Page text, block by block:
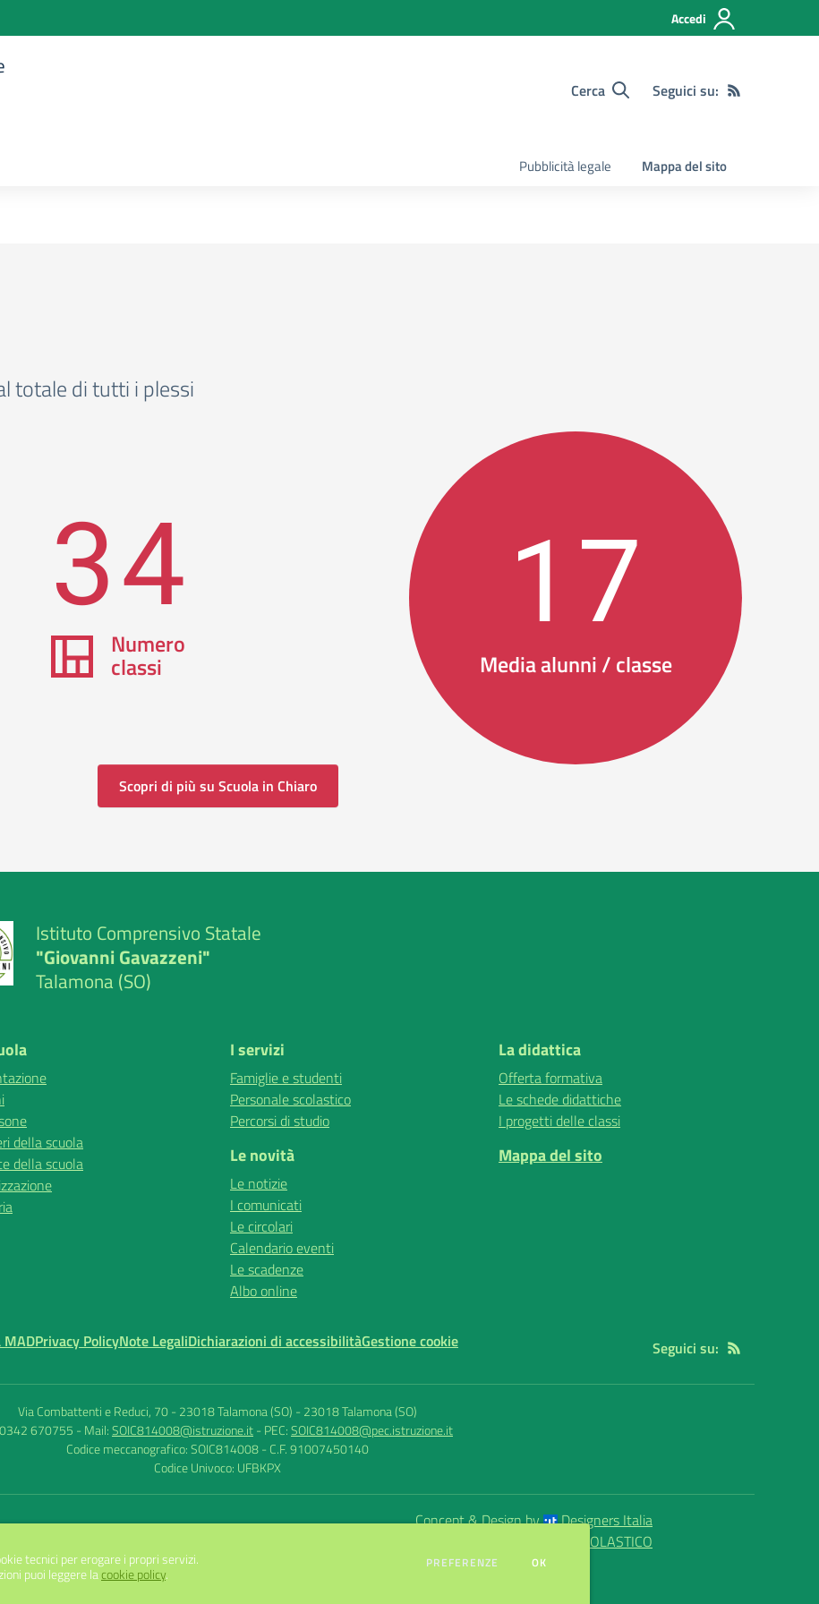
Accedi
Cerca Seguici su:
Pubblicità legale Mappa del sito
totale di tutti i plessi
34
Numero
classi
17
Media alunni / classe
Scopri di più su Scuola in Chiaro
Istituto Comprensivo Statale
"Giovanni Gavazzeni"
Talamona (SO)
della scuola
della scuola
I servizi
Famiglie e studenti
Personale scolastico
Percorsi di studio
Le novità
Le notizie
I comunicati
Le circolari
Calendario eventi
Le scadenze
Albo online
La didattica
Offerta formativa
Le schede didattiche
I progetti delle classi
Mappa del sito
MADPrivacy PolicyNote LegaliDichiarazioni di accessibilitàGestione cookie Seguici su:
Via Combattenti e Reduci, 70 - 23018 Talamona (SO) - 23018 Talamona (SO)
670755 - Mail:SOIC814008@istruzione.it- PEC:SOIC814008@pec.istruzione.it
Codice meccanografico: SOIC814008- C.F. 91007450140
Codice Univoco: UFBKPX
Concept & Design by
Designers Italia
SCUOLASTICO
tecnici per erogare i propri servizi.
puoi leggere lacookie policy.
PREFERENZE DEI COOKIE
OK